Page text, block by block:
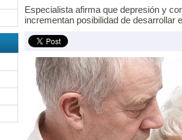
Especialista afirma que depresión y
incrementan posibilidad de desarrollar